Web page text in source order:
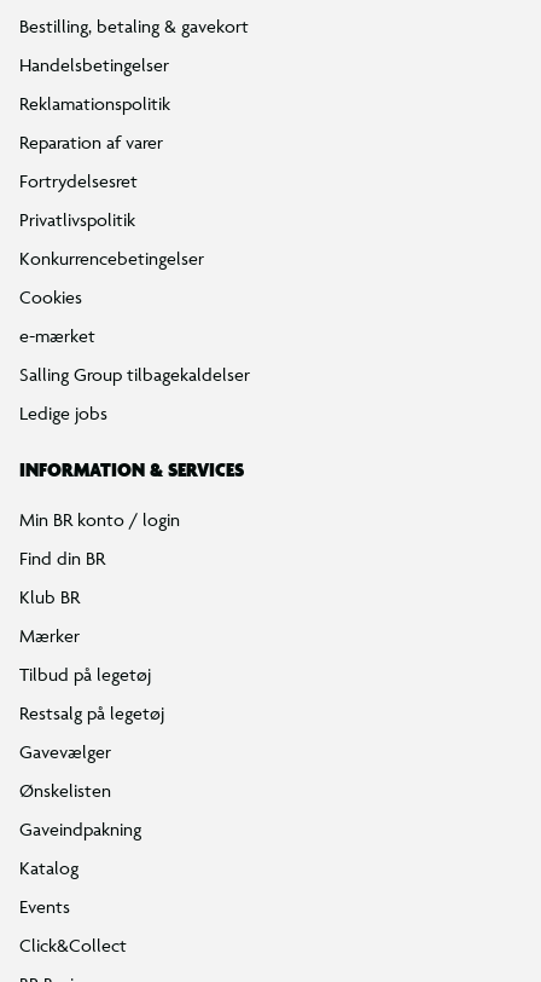
Bestilling, betaling & gavekort
Handelsbetingelser
Reklamationspolitik
Reparation af varer
Fortrydelsesret
Privatlivspolitik
Konkurrencebetingelser
Cookies
e-mærket
Salling Group tilbagekaldelser
Ledige jobs
INFORMATION & SERVICES
Min BR konto / login
Find din BR
Klub BR
Mærker
Tilbud på legetøj
Restsalg på legetøj
Gavevælger
Ønskelisten
Gaveindpakning
Katalog
Events
Click&Collect